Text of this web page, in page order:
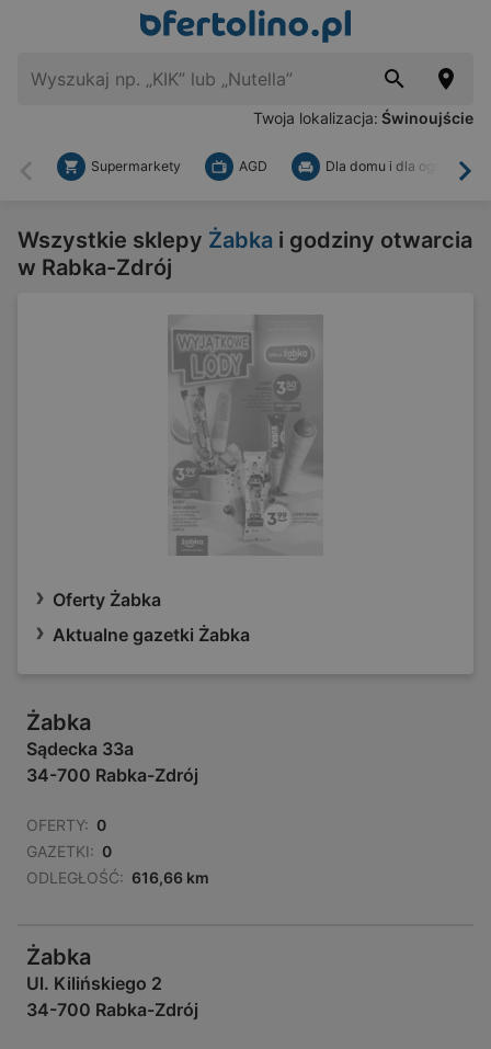
Twoja lokalizacja: Świnoujście
Wstecz
Supermarkety AGD Dla domu i dla ogrodu
Wszystkie sklepy Żabka i godziny otwarcia
w Rabka-Zdrój
Oferty Żabka
Aktualne gazetki Żabka
Żabka
Sądecka 33a
34-700 Rabka-Zdrój
OFERTY: 0
GAZETKI: 0
ODLEGŁOŚĆ: 616,66 km
Żabka
Ul. Kilińskiego 2
34-700 Rabka-Zdrój